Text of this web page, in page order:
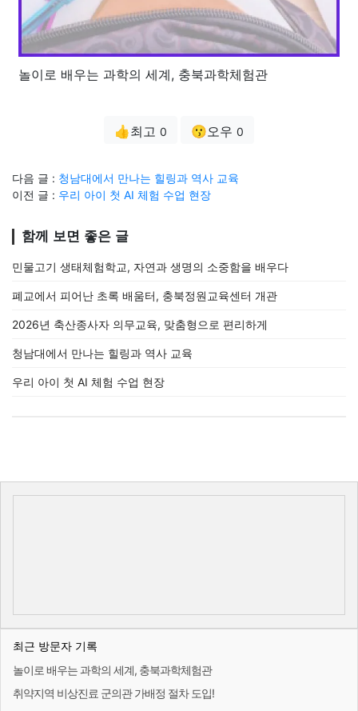
놀이로 배우는 과학의 세계, 충북과학체험관
👍최고 0 😗오우 0
다음 글 : 청남대에서 만나는 힐링과 역사 교육
이전 글 : 우리 아이 첫 AI 체험 수업 현장
함께 보면 좋은 글
민물고기 생태체험학교, 자연과 생명의 소중함을 배우다
폐교에서 피어난 초록 배움터, 충북정원교육센터 개관
2026년 축산종사자 의무교육, 맞춤형으로 편리하게
청남대에서 만나는 힐링과 역사 교육
우리 아이 첫 AI 체험 수업 현장
최근 방문자 기록
놀이로 배우는 과학의 세계, 충북과학체험관
취약지역 비상진료 군의관 가배정 절차 도입!